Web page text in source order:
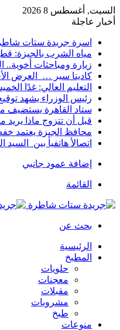
السبت, أغسطس 8 2026
أخبار عاجلة
اسرة جريدة ستات
مياه الشرب بالجيزة:
زيارة ومباحثات
كادينا سير … العرض
التعليم العالي: غدًا
رئيس الوزراء يشهد
ستاد القاهرة يستضيف مباريات 5 أندية في
قبل أن تتزوج ماذا يريد
محافظ الجيزة يعتمد خفض
اتصالأ هاتفيأ بين
إضافة عمود جانبي
القائمة
بحث عن
الرئيسية
المطبخ
حلويات
معجنات
مقبلات
مشروبات
طبخ
منوعات